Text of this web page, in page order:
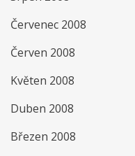
Červenec 2008
Červen 2008
Květen 2008
Duben 2008
Březen 2008